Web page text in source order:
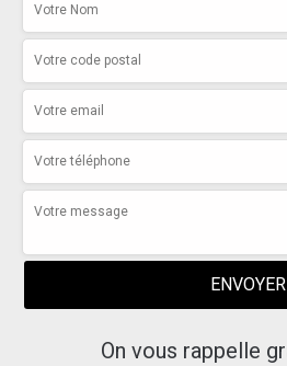
On vous rappelle